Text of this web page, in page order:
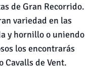
de Gran Recorrido.
variedad en las
y hornillo o uniendo
los encontrarás
Cavalls de Vent.